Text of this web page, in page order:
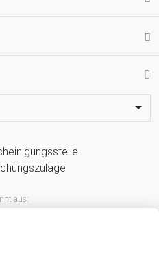
aus: